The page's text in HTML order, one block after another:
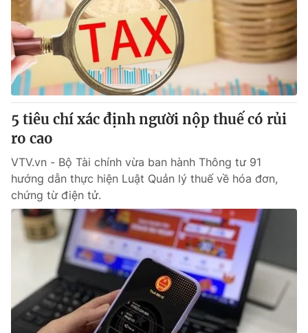
VTV Sức khoẻ Bất động sản
Thị trường 24h Tấm lòng Việt
VTV4 Vươn mình bằng AI
VTV9 VTV8
Liên hệ tòa soạn English
THỜI BÁO VTV
Theo dõi báo trên
Cơ quan chủ quản:Đài Truyền hình Việt Nam
5 tiêu chí xác định người nộp thuế có rủi
ro cao
VTV.vn - Bộ Tài chính vừa ban hành Thông tư 91
hướng dẫn thực hiện Luật Quản lý thuế về hóa đơn,
chứng từ điện tử.